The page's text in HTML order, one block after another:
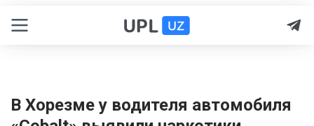
В Хорезме у водителя автомобиля